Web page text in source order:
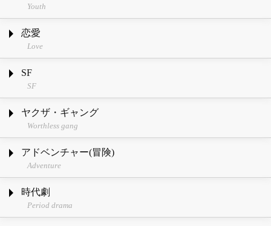
Youth
恋愛
Love
SF
SF
ヤクザ・ギャング
Worthless gang
アドベンチャー(冒険)
Adventure
時代劇
Period drama